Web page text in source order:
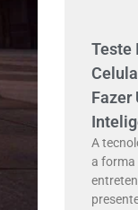
Teste
Fazer
A
a forma